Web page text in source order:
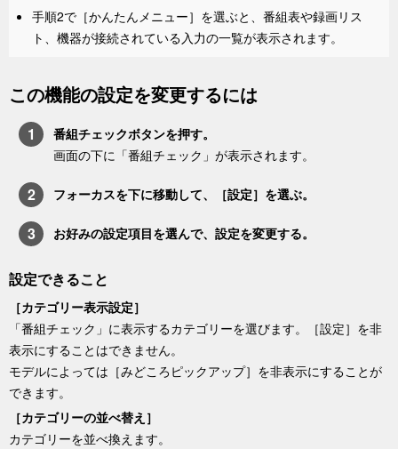
手順2で［かんたんメニュー］を選ぶと、番組表や録画リス
ト、機器が接続されている入力の一覧が表示されます。
この機能の設定を変更するには
番組チェックボタンを押す。
画面の下に「番組チェック 」が表示されます。
フォーカスを下に移動して、［設定］を選ぶ。
お好みの設定項目を選んで、設定を変更する。
設定できること
［カテゴリー表示設定］
「番組チェック 」に表示するカテゴリーを選びます。［設定］を非
表示にすることはできません。
モデルによっては［みどころピックアップ］を非表示にすることが
できます。
［カテゴリーの並べ替え ］
カテゴリーを並べ換えます。